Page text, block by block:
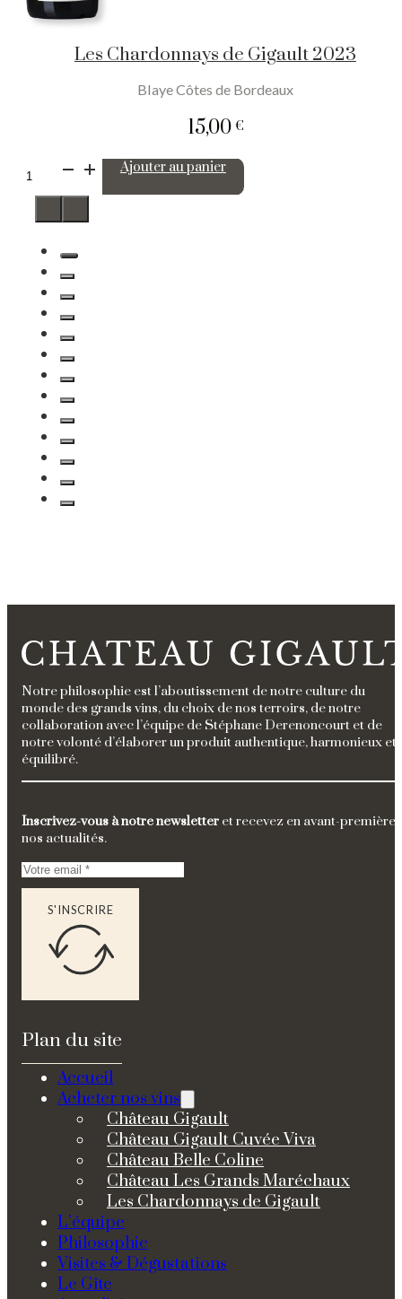
Les Chardonnays de Gigault 2023
Blaye Côtes de Bordeaux
15,00€
quantité
de
Les
Chardonnays
Gigault
2023
Ajouter au panier
Notre philosophie est l’aboutissement de notre culture du
monde des grands vins, du choix de nos terroirs, de notre
collaboration avec l’équipe de Stéphane Derenoncourt et de
notre volonté d’élaborer un produit authentique, harmonieux et
équilibré.
Inscrivez-vous à notre newsletter et recevez en avant-première
nos actualités.
S'INSCRIRE
Plan du site
Accueil
Acheter nos vins
Château Gigault
Château Gigault Cuvée Viva
Château Belle Coline
Château Les Grands Maréchaux
Les Chardonnays de Gigault
L’équipe
Philosophie
Visites & Dégustations
Le Gîte